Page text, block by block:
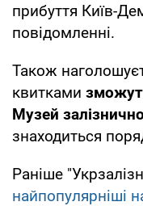
прибуття Київ-
повідомленні.
Також
квитками
Музей
знаходиться
Раніше
найпопулярніші